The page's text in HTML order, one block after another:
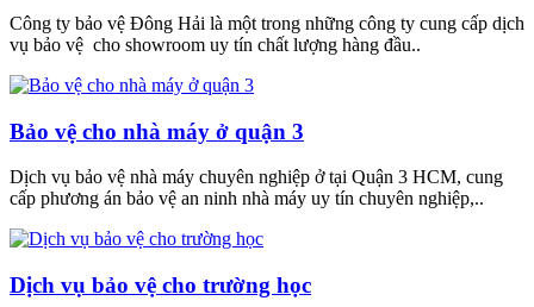
Công ty bảo vệ Đông Hải là một trong những công ty cung cấp dịch
vụ bảo vệ cho showroom uy tín chất lượng hàng đầu..
Bảo vệ cho nhà máy ở quận 3
Dịch vụ bảo vệ nhà máy chuyên nghiệp ở tại Quận 3 HCM, cung
cấp phương án bảo vệ an ninh nhà máy uy tín chuyên nghiệp,..
Dịch vụ bảo vệ cho trường học